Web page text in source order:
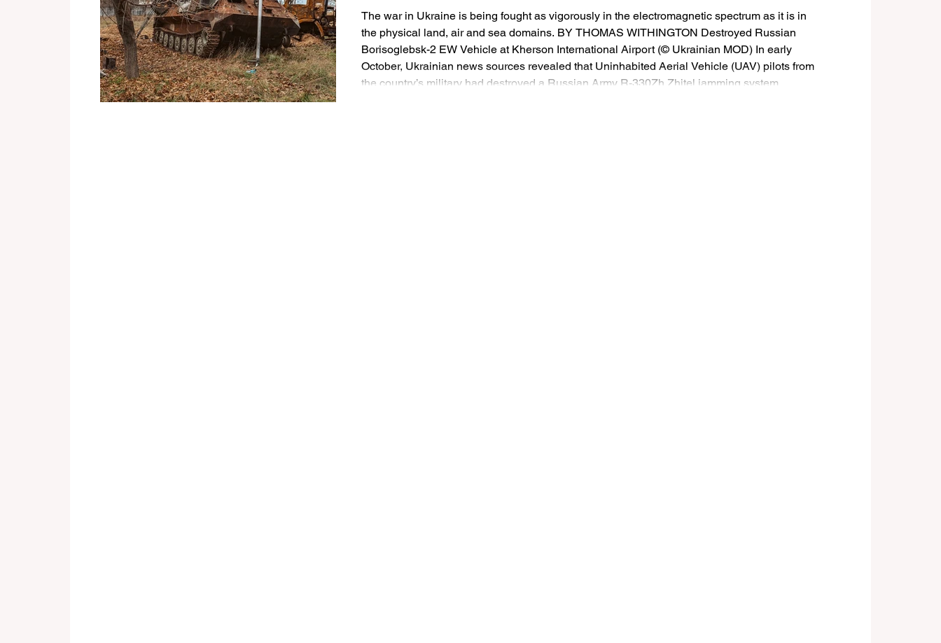
The war in Ukraine is being fought as vigorously in the electromagnetic spectrum as it is in
the physical land, air and sea domains. BY THOMAS WITHINGTON Destroyed Russian
Borisoglebsk-2 EW Vehicle at Kherson International Airport (© Ukrainian MOD) In early
October, Ukrainian news sources revealed that Uninhabited Aerial Vehicle (UAV) pilots from
the country’s military had destroyed a Russian Army R-330Zh Zhitel jamming system.